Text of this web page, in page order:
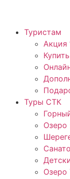
Туристам
Акция
Туры СТК
Озеро
Озеро